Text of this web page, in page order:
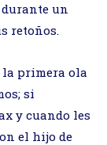
un
retoños.
la primera ola
si
y cuando les
el hijo de